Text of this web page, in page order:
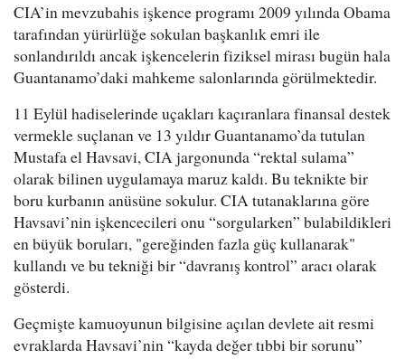
CIA’in mevzubahis işkence programı 2009 yılında Obama
tarafından yürürlüğe sokulan başkanlık emri ile
sonlandırıldı ancak işkencelerin fiziksel mirası bugün hala
Guantanamo’daki mahkeme salonlarında görülmektedir.
11 Eylül hadiselerinde uçakları kaçıranlara finansal destek
vermekle suçlanan ve 13 yıldır Guantanamo’da tutulan
Mustafa el Havsavi, CIA jargonunda “rektal sulama”
olarak bilinen uygulamaya maruz kaldı. Bu teknikte bir
boru kurbanın anüsüne sokulur. CIA tutanaklarına göre
Havsavi’nin işkencecileri onu “sorgularken” bulabildikleri
en büyük boruları, "gereğinden fazla güç kullanarak"
kullandı ve bu tekniği bir “davranış kontrol” aracı olarak
gösterdi.
Geçmişte kamuoyunun bilgisine açılan devlete ait resmi
evraklarda Havsavi’nin “kayda değer tıbbi bir sorunu”